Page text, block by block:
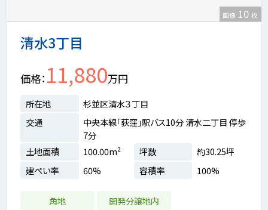
清水3丁目
画像 10 枚
価格 11,880万円
所在地
杉並区清水３丁目
交通
中央本線「荻窪」駅バス10分 清水二丁目 停歩
7分
土地面積
100.00m² 坪数
約30.25坪
建ぺい率
60% 容積率 100%
角地 開発分譲地内